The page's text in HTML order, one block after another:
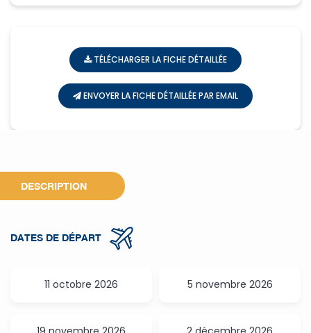
LE VIETNAM KALÉIDOSCOPE
TÉLÉCHARGER LA FICHE DÉTAILLÉE
ENVOYER LA FICHE DÉTAILLÉE PAR EMAIL
DESCRIPTION
DATES DE DÉPART
11 octobre 2026 5 novembre 2026